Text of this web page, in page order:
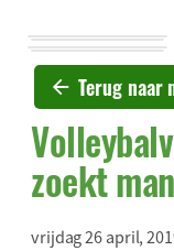
Terug naar
zoekt
vrijdag 26 april,